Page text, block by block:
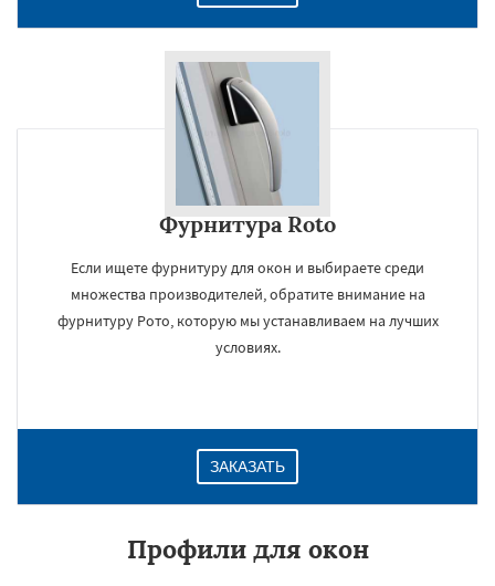
Фурнитура Roto
Если ищете фурнитуру для окон и выбираете среди
множества производителей, обратите внимание на
фурнитуру Рото, которую мы устанавливаем на лучших
условиях.
ЗАКАЗАТЬ
Профили для окон